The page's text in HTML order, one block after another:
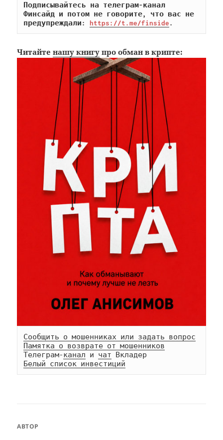
Подписывайтесь на телеграм-канал
Финсайд и потом не говорите, что вас не
предупреждали: https://t.me/finside.
Читайтенашу книгу про обман в крипте:
Сообщить о мошенниках или задать вопрос
Памятка о возврате от мошенников
Телеграм-канал и чат
Белый список инвестиций
АВТОР